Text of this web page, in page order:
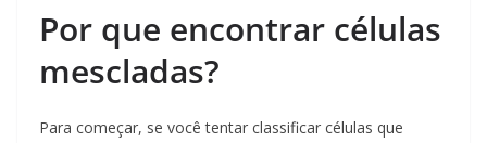
Por que encontrar células
mescladas?
Para começar, se você tentar classificar células que